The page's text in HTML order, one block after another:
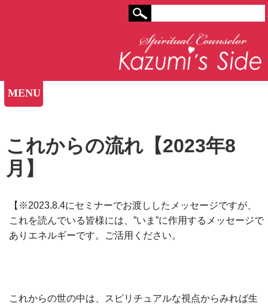
MENU
これからの流れ【2023年8
月】
【※2023.8.4にセミナーでお渡ししたメッセージですが、
これを読んでいる皆様には、 ”いま ”に作用するメッセージで
ありエネルギーです。ご活用ください。
これからの世の中は、スピリチュアルな視点からみれば生